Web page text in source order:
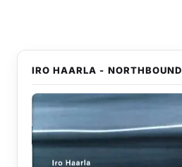
IRO HAARLA - NORTHBOUND